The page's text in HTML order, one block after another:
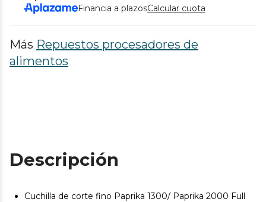
Financia a plazosCalcular cuota
Más Repuestos procesadores de
alimentos
Descripción
Cuchilla de corte fino Paprika 1300/ Paprika 2000 Full